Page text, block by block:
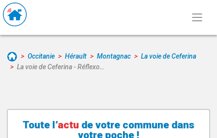
Occitanie Hérault Montagnac
La voie de Ceferina
La voie de Ceferina - Réflexo…
Toute l’actu de votre commune dans
votre poche !